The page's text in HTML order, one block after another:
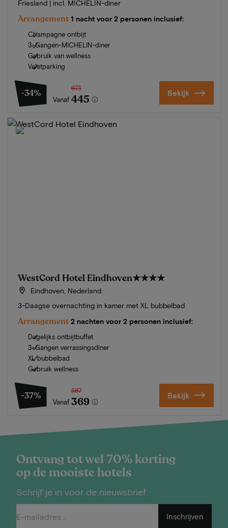
Friesland | incl. MICHELIN-diner
Arrangement 1 nacht voor 2 personen inclusief:
Champagne ontbijt
3-Gangen-MICHELIN-diner
Gebruik van wellness
Valetparking
-34%
Vanaf
673
445 Bekijk
WestCord Hotel Eindhoven★★★★
Eindhoven, Nederland
3-Daagse overnachting in kamer met XL bubbelbad
Arrangement 2 nachten voor 2 personen inclusief:
Dagelijks ontbijtbuffet
3-Gangen verrassingsdiner
XL bubbelbad
Gebruik wellness
-37%
Vanaf
587
369 Bekijk
Ontvang tot wel 70% korting
op de mooiste hotels
Schrijf je in voor de nieuwsbrief
Inschrijven